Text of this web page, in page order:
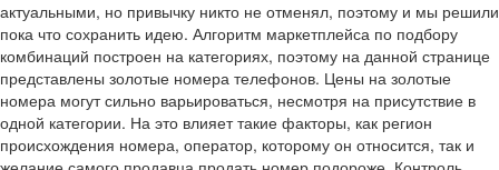
актуальными, но привычку никто не отменял, поэтому и мы решили
пока что сохранить идею. Алгоритм маркетплейса по подбору
комбинаций построен на категориях, поэтому на данной странице
представлены золотые номера телефонов. Цены на золотые
номера могут сильно варьироваться, несмотря на присутствие в
одной категории. На это влияет такие факторы, как регион
происхождения номера, оператор, которому он относится, так и